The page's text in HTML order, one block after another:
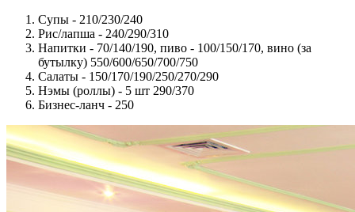
Супы - 210/230/240
Рис/лапша - 240/290/310
Напитки - 70/140/190, пиво - 100/150/170, вино (за
бутылку) 550/600/650/700/750
Салаты - 150/170/190/250/270/290
Нэмы (роллы) - 5 шт 290/370
Бизнес-ланч - 250